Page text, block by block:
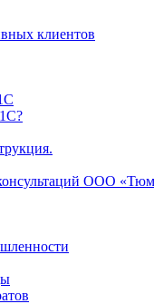
клиентов
ООО